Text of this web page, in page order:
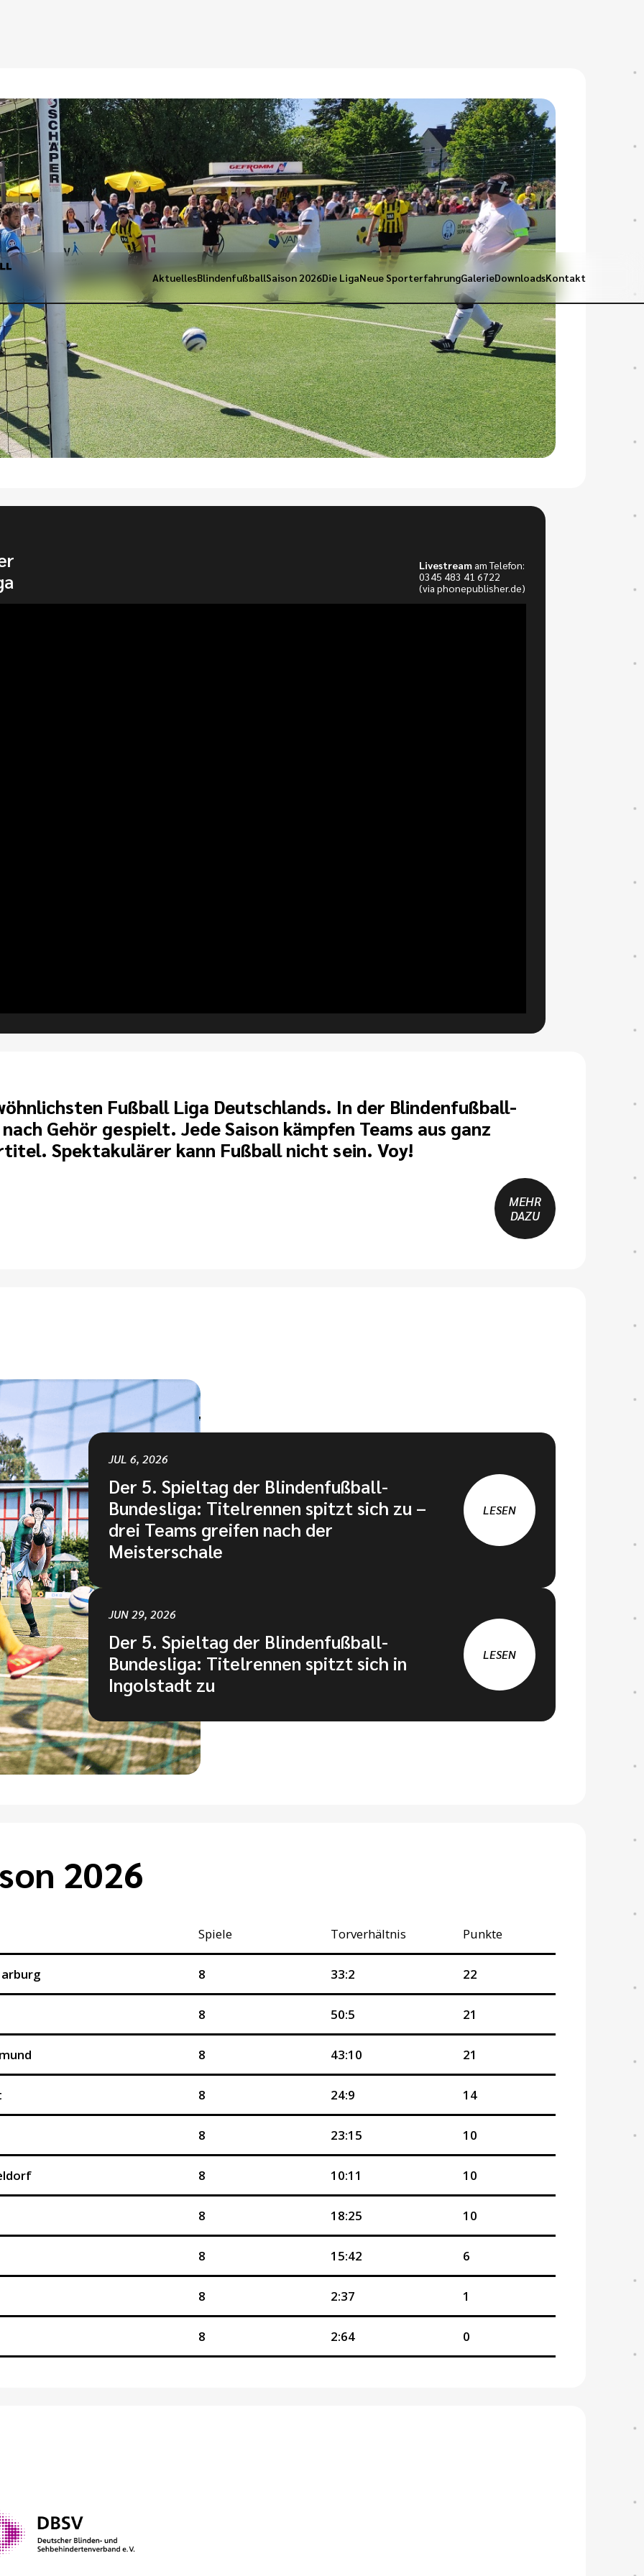
AktuellesBlindenfußballSaison 2026Die LigaNeue SporterfahrungGalerieDownloadsKontakt
Livestream am Telefon:
0345 483 41 6722
(via phonepublisher.de)
Fußball Liga Deutschlands. In der Blindenfußball-
Gehör gespielt. Jede Saison kämpfen Teams aus ganz
Spektakulärer kann Fußball nicht sein. Voy!
MEHR
DAZU
JUL 6, 2026
Der 5. Spieltag der Blindenfußball-
Bundesliga: Titelrennen spitzt sich zu –
drei Teams greifen nach der
Meisterschale
LESEN
JUN 29, 2026
Der 5. Spieltag der Blindenfußball-
Bundesliga: Titelrennen spitzt sich in
Ingolstadt zu
LESEN
2026
Spiele Torverhältnis Punkte
8 33:2 22
8 50:5 21
8 43:10 21
8 24:9 14
8 23:15 10
8 10:11 10
8 18:25 10
8 15:42 6
8 2:37 1
8 2:64 0